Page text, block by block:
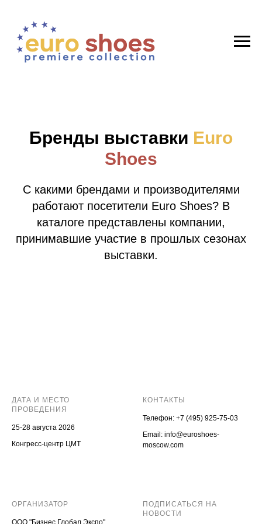
Бренды выставки Euro
Shoes
С какими брендами и производителями
работают посетители Euro Shoes? В
каталоге представлены компании,
принимавшие участие в прошлых сезонах
выставки.
ДАТА И МЕСТО
ПРОВЕДЕНИЯ
25-28 августа 2026
Конгресс-центр ЦМТ
КОНТАКТЫ
Телефон: +7 (495) 925-75-03
Email: info@euroshoes-
moscow.com
ОРГАНИЗАТОР
ООО "Бизнес Глобал Экспо"
ПОДПИСАТЬСЯ НА
НОВОСТИ